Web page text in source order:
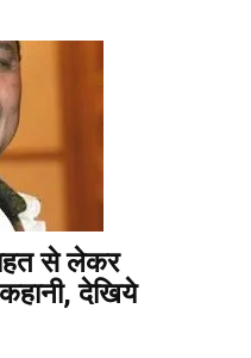
से लेकर
देखिये